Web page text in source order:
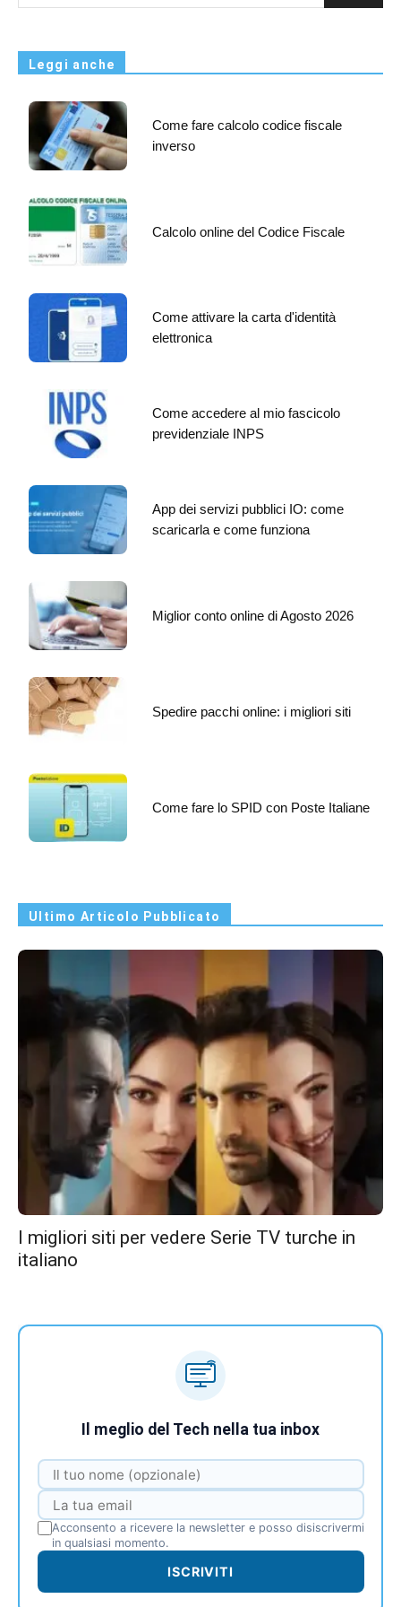
Leggi anche
Come fare calcolo codice fiscale
inverso
Calcolo online del Codice Fiscale
Come attivare la carta d'identità
elettronica
Come accedere al mio fascicolo
previdenziale INPS
App dei servizi pubblici IO: come
scaricarla e come funziona
Miglior conto online di Agosto 2026
Spedire pacchi online: i migliori siti
Come fare lo SPID con Poste Italiane
Ultimo Articolo Pubblicato
I migliori siti per vedere Serie TV turche in
italiano
Il meglio del Tech nella tua inbox
Acconsento a ricevere la newsletter e posso disiscrivermi
in qualsiasi momento.
ISCRIVITI